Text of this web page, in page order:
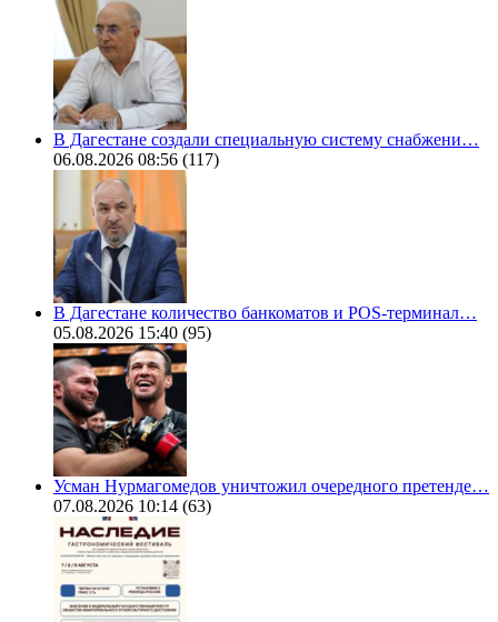
В Дагестане создали специальную систему снабжени…
06.08.2026 08:56 (117)
В Дагестане количество банкоматов и POS-терминал…
05.08.2026 15:40 (95)
Усман Нурмагомедов уничтожил очередного претенде…
07.08.2026 10:14 (63)